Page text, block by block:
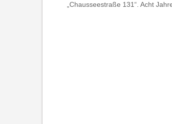
„Chausseestraße 131“. Acht